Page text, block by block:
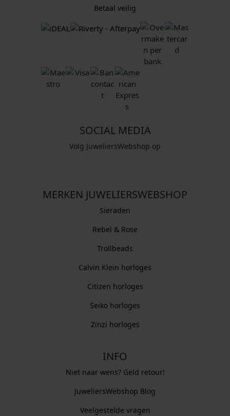
Betaal veilig
SOCIAL MEDIA
Volg JuweliersWebshop op
MERKEN JUWELIERSWEBSHOP
Sieraden
Rebel & Rose
Trollbeads
Calvin Klein horloges
Citizen horloges
Seiko horloges
Zinzi horloges
INFO
Niet naar wens? Geld retour!
JuweliersWebshop Blog
Veelgestelde vragen